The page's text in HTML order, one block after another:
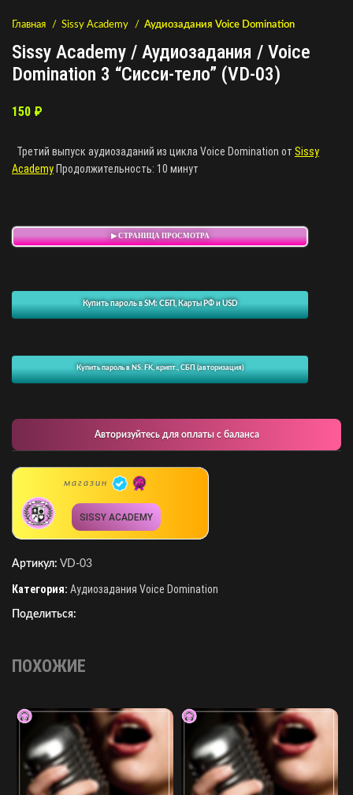
Главная Sissy Academy Аудиозадания Voice Domination
Sissy Academy / Аудиозадания / Voice
Domination 3 “Сисси-тело” (VD-03)
150 ₽
Третий выпуск аудиозаданий из цикла Voice Domination от Sissy
Academy Продолжительность: 10 минут
▶ СТРАНИЦА ПРОСМОТРА
Купить пароль в SM: СБП, Карты РФ и USD
Купить пароль в NS: FK, крипт., СБП (авторизация)
Авторизуйтесь для оплаты с баланса
магазин
SISSY ACADEMY
Артикул: VD-03
Категория: Аудиозадания Voice Domination
Поделиться:
ПОХОЖИЕ